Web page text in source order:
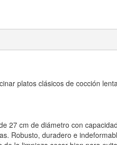
platos clásicos de cocción
27 cm de diámetro con
Robusto, duradero e